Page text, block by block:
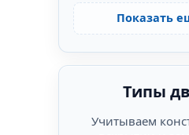
Показать
Типы
Учитываем